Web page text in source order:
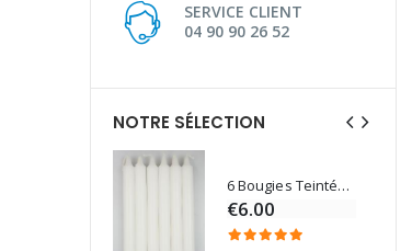
SERVICE CLIENT
04 90 90 26 52
NOTRE SÉLECTION
6 Bougies Teintées Masse Couleur Blanche
€6.00